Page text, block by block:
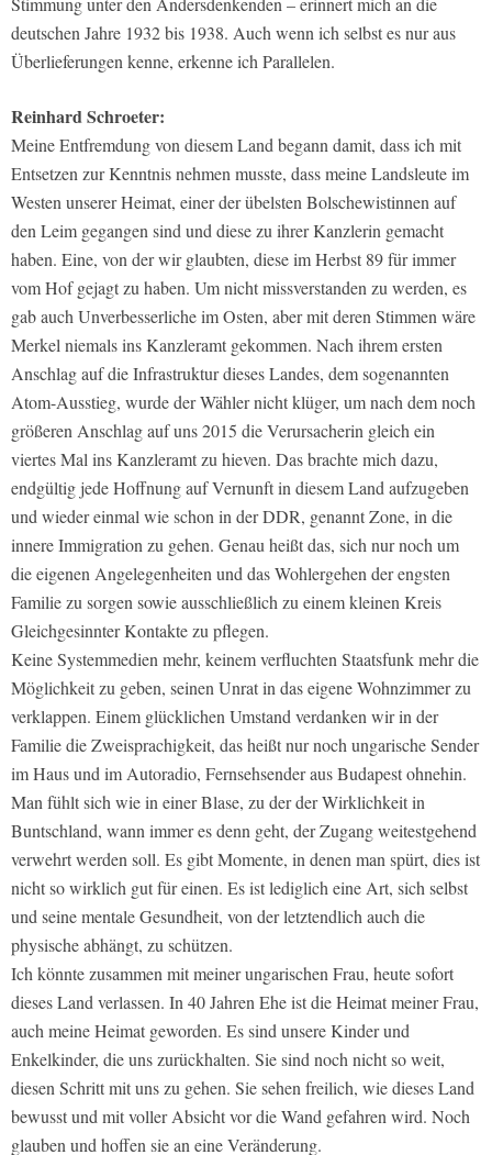
deutschen Jahre 1932 bis 1938. Auch wenn ich selbst es nur aus
Überlieferungen kenne, erkenne ich Parallelen.
Reinhard Schroeter:
Meine Entfremdung von diesem Land begann damit, dass ich mit
Entsetzen zur Kenntnis nehmen musste, dass meine Landsleute im
Westen unserer Heimat, einer der übelsten Bolschewistinnen auf
den Leim gegangen sind und diese zu ihrer Kanzlerin gemacht
haben. Eine, von der wir glaubten, diese im Herbst 89 für immer
vom Hof gejagt zu haben. Um nicht missverstanden zu werden, es
gab auch Unverbesserliche im Osten, aber mit deren Stimmen wäre
Merkel niemals ins Kanzleramt gekommen. Nach ihrem ersten
Anschlag auf die Infrastruktur dieses Landes, dem sogenannten
Atom-Ausstieg, wurde der Wähler nicht klüger, um nach dem noch
größeren Anschlag auf uns 2015 die Verursacherin gleich ein
viertes Mal ins Kanzleramt zu hieven. Das brachte mich dazu,
endgültig jede Hoffnung auf Vernunft in diesem Land aufzugeben
und wieder einmal wie schon in der DDR, genannt Zone, in die
innere Immigration zu gehen. Genau heißt das, sich nur noch um
die eigenen Angelegenheiten und das Wohlergehen der engsten
Familie zu sorgen sowie ausschließlich zu einem kleinen Kreis
Gleichgesinnter Kontakte zu pflegen.
Keine Systemmedien mehr, keinem verfluchten Staatsfunk mehr die
Möglichkeit zu geben, seinen Unrat in das eigene Wohnzimmer zu
verklappen. Einem glücklichen Umstand verdanken wir in der
Familie die Zweisprachigkeit, das heißt nur noch ungarische Sender
im Haus und im Autoradio, Fernsehsender aus Budapest ohnehin.
Man fühlt sich wie in einer Blase, zu der der Wirklichkeit in
Buntschland, wann immer es denn geht, der Zugang weitestgehend
verwehrt werden soll. Es gibt Momente, in denen man spürt, dies ist
nicht so wirklich gut für einen. Es ist lediglich eine Art, sich selbst
und seine mentale Gesundheit, von der letztendlich auch die
physische abhängt, zu schützen.
Ich könnte zusammen mit meiner ungarischen Frau, heute sofort
dieses Land verlassen. In 40 Jahren Ehe ist die Heimat meiner Frau,
auch meine Heimat geworden. Es sind unsere Kinder und
Enkelkinder, die uns zurückhalten. Sie sind noch nicht so weit,
diesen Schritt mit uns zu gehen. Sie sehen freilich, wie dieses Land
bewusst und mit voller Absicht vor die Wand gefahren wird. Noch
glauben und hoffen sie an eine Veränderung.